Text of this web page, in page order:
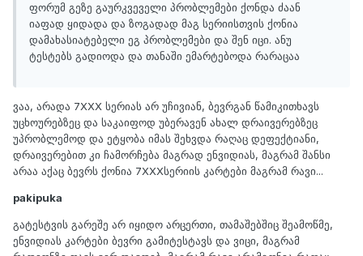
ფორუმ გეზე გაურკვეველი პრობლემები ქონდა ძაან
იაფად ყიდადა და ზოგადად მაგ სერიისთვის ქონია
დამახასიატებელი ეგ პრობლემები და შენ იცი. ანუ
ტესტებს გადიოდა და თანაში ემარტებოდა რარაცაა
ვაა, არადა 7XXX სერიას არ უჩივიან, ბევრგან წამიკითხავს
უცხოურებზეც და საკაიფოდ უბერავენ ახალ დრაივერებზეც
უპრობლემოდ და ეტყობა იმას შეხვდა რაღაც დეფექტიანი,
დრაივერებით კი ჩამორჩება მაგრად ენვიდიას, მაგრამ შანსი
არაა აქაც ბევრს ქონია 7XXXსერიის კარტები მაგრამ რავი...
pakipuka
გატესტვის გარეშე არ იყიდო არცერთი, თამაშებშიც შეამოწმე,
ენვიდიას კარტები ბევრი გამიტესტავს და ვიცი, მაგრამ